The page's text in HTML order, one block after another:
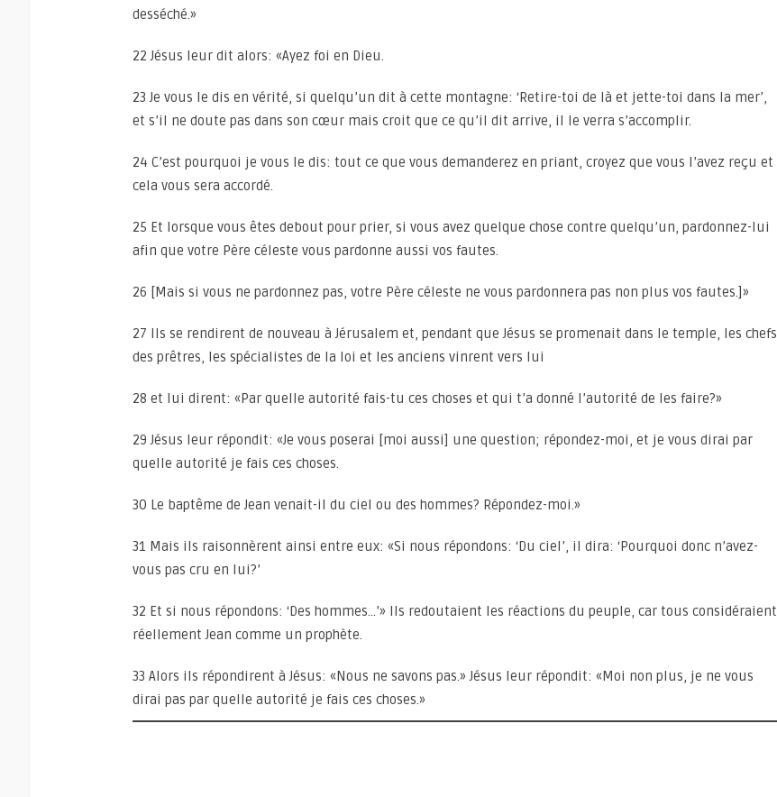
desséché.»
22 Jésus leur dit alors: «Ayez foi en Dieu.
23 Je vous le dis en vérité, si quelqu’un dit à cette montagne: ‘Retire-toi de là et jette-toi dans la mer’,
et s’il ne doute pas dans son cœur mais croit que ce qu’il dit arrive, il le verra s’accomplir.
24 C’est pourquoi je vous le dis: tout ce que vous demanderez en priant, croyez que vous l’avez reçu et
cela vous sera accordé.
25 Et lorsque vous êtes debout pour prier, si vous avez quelque chose contre quelqu’un, pardonnez-lui
afin que votre Père céleste vous pardonne aussi vos fautes.
26 [Mais si vous ne pardonnez pas, votre Père céleste ne vous pardonnera pas non plus vos fautes.]»
27 Ils se rendirent de nouveau à Jérusalem et, pendant que Jésus se promenait dans le temple, les chefs
des prêtres, les spécialistes de la loi et les anciens vinrent vers lui
28 et lui dirent: «Par quelle autorité fais-tu ces choses et qui t’a donné l’autorité de les faire?»
29 Jésus leur répondit: «Je vous poserai [moi aussi] une question; répondez-moi, et je vous dirai par
quelle autorité je fais ces choses.
30 Le baptême de Jean venait-il du ciel ou des hommes? Répondez-moi.»
31 Mais ils raisonnèrent ainsi entre eux: «Si nous répondons: ‘Du ciel’, il dira: ‘Pourquoi donc n’avez-
vous pas cru en lui?’
32 Et si nous répondons: ‘Des hommes…’» Ils redoutaient les réactions du peuple, car tous considéraient
réellement Jean comme un prophète.
33 Alors ils répondirent à Jésus: «Nous ne savons pas.» Jésus leur répondit: «Moi non plus, je ne vous
dirai pas par quelle autorité je fais ces choses.»